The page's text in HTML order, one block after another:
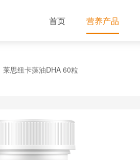
首页 营养产品
莱思纽卡藻油DHA 60粒